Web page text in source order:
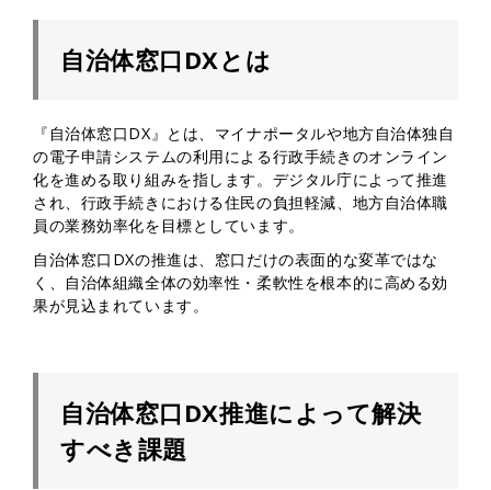
自治体窓口DXとは
『自治体窓口DX』とは、マイナポータルや地方自治体独自
の電子申請システムの利用による行政手続きのオンライン
化を進める取り組みを指します。デジタル庁によって推進
され、行政手続きにおける住民の負担軽減、地方自治体職
員の業務効率化を目標としています。
自治体窓口DXの推進は、窓口だけの表面的な変革ではな
く、自治体組織全体の効率性・柔軟性を根本的に高める効
果が見込まれています。
自治体窓口DX推進によって解決
すべき課題